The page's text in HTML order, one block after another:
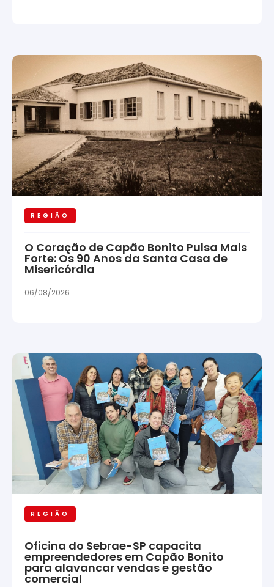
REGIÃO
O Coração de Capão Bonito Pulsa Mais
Forte: Os 90 Anos da Santa Casa de
Misericórdia
06/08/2026
REGIÃO
Oficina do Sebrae-SP capacita
empreendedores em Capão Bonito
para alavancar vendas e gestão
comercial